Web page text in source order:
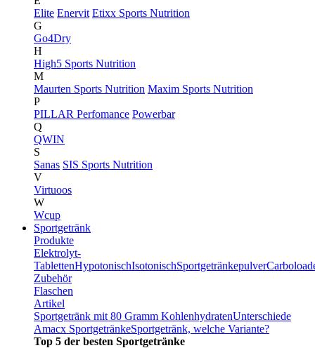
Elite Enervit Etixx Sports Nutrition
G
Go4Dry
H
High5 Sports Nutrition
M
Maurten Sports Nutrition Maxim Sports Nutrition
P
PILLAR Perfomance Powerbar
Q
QWIN
S
Sanas SIS Sports Nutrition
V
Virtuoos
W
Wcup
Sportgetränk
Produkte
Elektrolyt-
TablettenHypotonischIsotonischSportgetränkepulver
Zubehör
Flaschen
Artikel
Sportgetränk mit 80 Gramm KohlenhydratenUnterschiede
Amacx SportgetränkeSportgetränk, welche Variante?
Top 5 der besten Sportgetränke